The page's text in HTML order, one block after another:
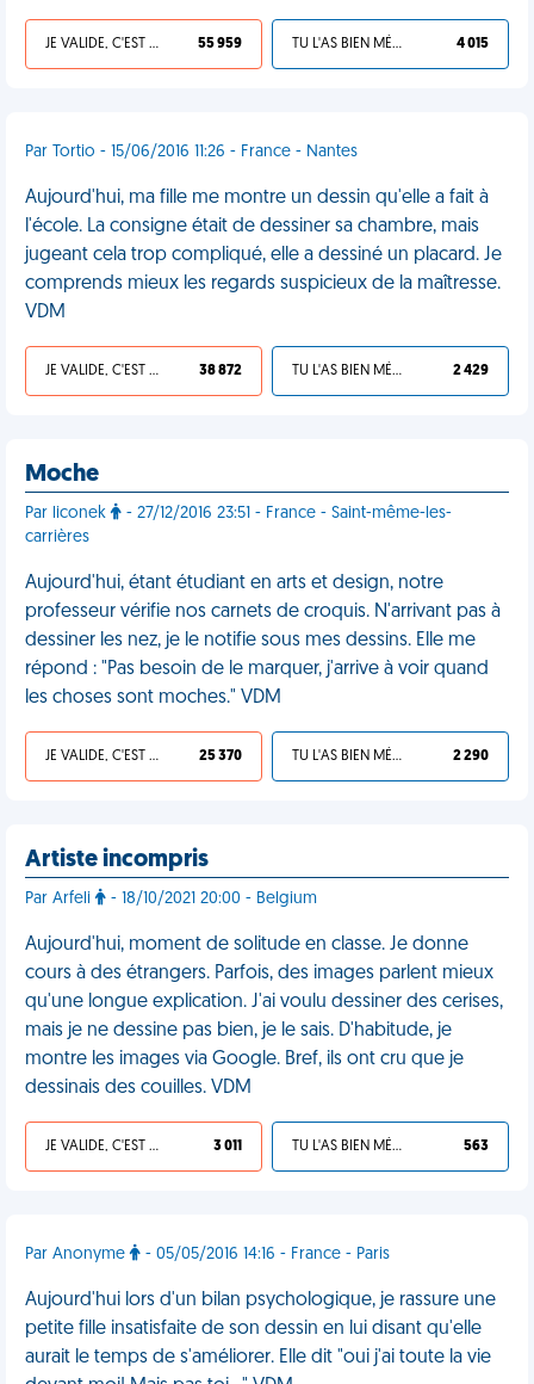
JE VALIDE, C'EST UNE VDM 55 959 TU L'AS BIEN MÉRITÉ 4 015
Par Tortio - 15/06/2016 11:26 - France - Nantes
Aujourd'hui, ma fille me montre un dessin qu'elle a fait à
l'école. La consigne était de dessiner sa chambre, mais
jugeant cela trop compliqué, elle a dessiné un placard. Je
comprends mieux les regards suspicieux de la maîtresse.
VDM
JE VALIDE, C'EST UNE VDM 38 872 TU L'AS BIEN MÉRITÉ 2 429
Moche
Par liconek
- 27/12/2016 23:51 - France - Saint-même-les-
carrières
Aujourd'hui, étant étudiant en arts et design, notre
professeur vérifie nos carnets de croquis. N'arrivant pas à
dessiner les nez, je le notifie sous mes dessins. Elle me
répond : "Pas besoin de le marquer, j'arrive à voir quand
les choses sont moches." VDM
JE VALIDE, C'EST UNE VDM 25 370 TU L'AS BIEN MÉRITÉ 2 290
Artiste incompris
Par Arfeli - 18/10/2021 20:00 - Belgium
Aujourd'hui, moment de solitude en classe. Je donne
cours à des étrangers. Parfois, des images parlent mieux
qu'une longue explication. J'ai voulu dessiner des cerises,
mais je ne dessine pas bien, je le sais. D'habitude, je
montre les images via Google. Bref, ils ont cru que je
dessinais des couilles. VDM
JE VALIDE, C'EST UNE VDM 3 011 TU L'AS BIEN MÉRITÉ 563
Par Anonyme - 05/05/2016 14:16 - France - Paris
Aujourd'hui lors d'un bilan psychologique, je rassure une
petite fille insatisfaite de son dessin en lui disant qu'elle
aurait le temps de s'améliorer. Elle dit "oui j'ai toute la vie